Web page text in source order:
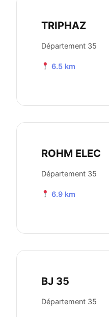
TRIPHAZ
Département 35
6.5 km
ROHM ELEC
Département 35
6.9 km
BJ 35
Département 35